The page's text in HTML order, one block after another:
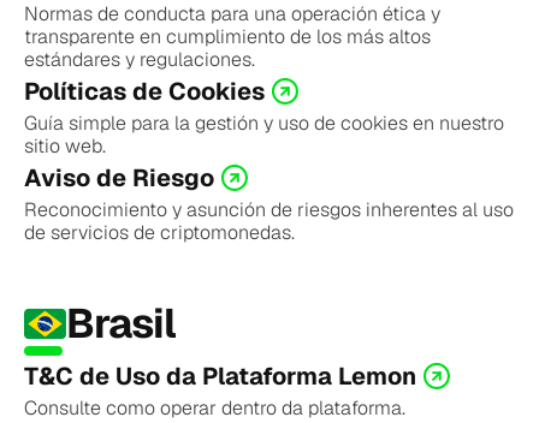
Normas de conducta para una operación ética y
transparente en cumplimiento de los más altos
estándares y regulaciones.
Políticas de Cookies
Guía simple para la gestión y uso de cookies en nuestro
sitio web.
Aviso de Riesgo
Reconocimiento y asunción de riesgos inherentes al uso
de servicios de criptomonedas.
Brasil
T&C de Uso da Plataforma Lemon
Consulte como operar dentro da plataforma.